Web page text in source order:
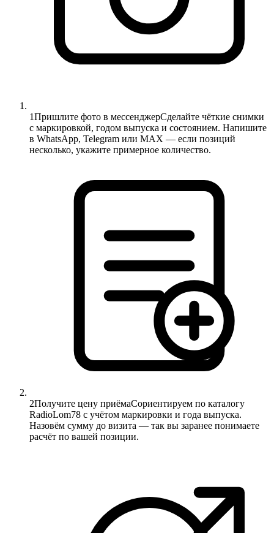
1Пришлите фото в мессенджерСделайте чёткие снимки
с маркировкой, годом выпуска и состоянием. Напишите
в WhatsApp, Telegram или MAX — если позиций
несколько, укажите примерное количество.
2Получите цену приёмаСориентируем по каталогу
RadioLom78 с учётом маркировки и года выпуска.
Назовём сумму до визита — так вы заранее понимаете
расчёт по вашей позиции.